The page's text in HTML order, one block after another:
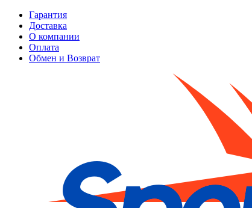
Гарантия
Доставка
О компании
Оплата
Обмен и Возврат